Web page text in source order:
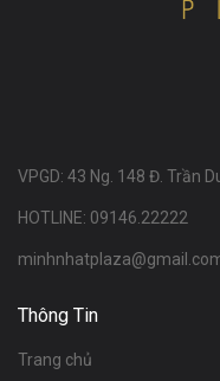
VPGD: 43 Ng. 148 Đ. Trần
HOTLINE: 09146.22222
Thông Tin
Trang chủ